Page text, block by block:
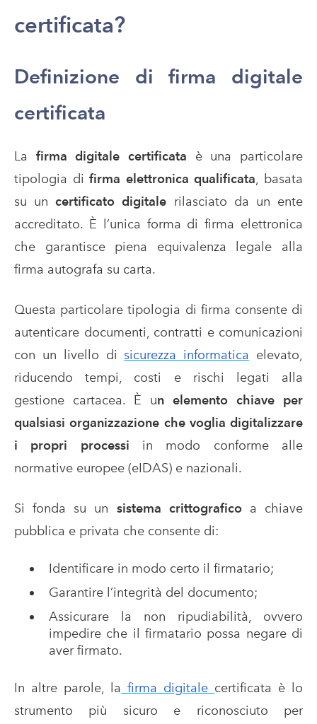
certificata?
Definizione di firma digitale
certificata
La firma digitale certificata è una particolare
tipologia difirma elettronica qualificata , basata
su uncertificato digitale rilasciato da un ente
accreditato. È l’unica forma di firma elettronica
che garantisce piena equivalenza legale alla
firma autografa su carta.
Questa particolare tipologia di firma consente di
autenticare documenti, contratti e comunicazioni
con un livello di sicurezza informatica
elevato,
riducendo tempi, costi e rischi legati alla
gestione cartacea. È un elemento chiave per
qualsiasi organizzazione che voglia digitalizzare
i propri processi in modo conforme alle
normative europee (eIDAS) e nazionali.
Si fonda su un sistema crittograficoa chiave
pubblica e privata che consente di:
Identificare in modo certo il firmatario;
Garantire l’integrità del documento;
Assicurare la non ripudiabilità, ovvero
impedire che il firmatario possa negare di
aver firmato.
In altre parole, la firma digitale certificata è lo
strumento più sicuro e riconosciuto per